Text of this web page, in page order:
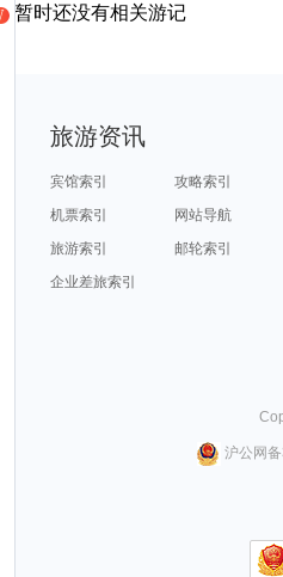
暂时还没有相关游记
旅游资讯
宾馆索引
攻略索引
机票索引
网站导航
旅游索引
邮轮索引
企业差旅索引
沪公网